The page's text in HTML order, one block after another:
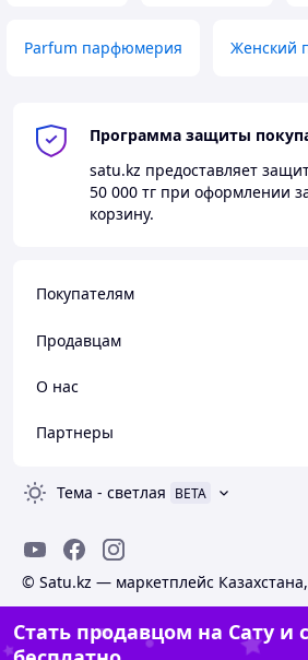
Parfum парфюмерия Женский
Программа защиты
satu.kz предоставляет
50 000 тг при оформлении
корзину.
Покупателям
Продавцам
О нас
Партнеры
Тема - светлая BETA
© Satu.kz — маркетплейс
Стать продавцом на Сату и